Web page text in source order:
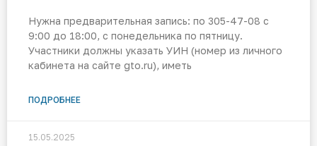
Нужна предварительная запись: по 305-47-08 с
9:00 до 18:00, с понедельника по пятницу.
Участники должны указать УИН (номер из личного
кабинета на сайте gto.ru), иметь
ПОДРОБНЕЕ
15.05.2025